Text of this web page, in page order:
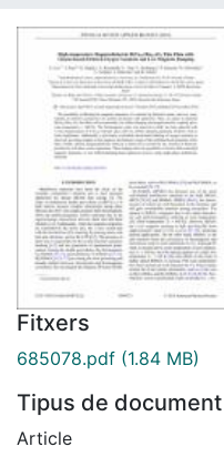
Fitxers
685078.pdf (1.84 MB)
Tipus de document
Article